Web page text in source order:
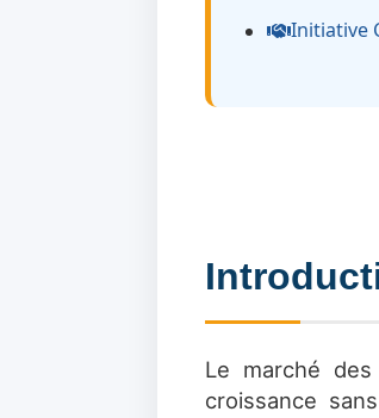
Initiative
Le marché
croissance